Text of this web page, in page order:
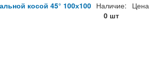
косой 45° 100х100 Наличие:
0 шт
Цена